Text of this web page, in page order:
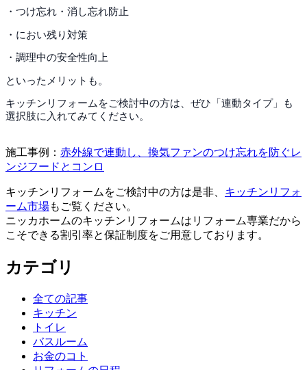
・つけ忘れ・消し忘れ防止
・におい残り対策
・調理中の安全性向上
といったメリットも。
キッチンリフォームをご検討中の方は、ぜひ「連動タイプ」も
選択肢に入れてみてください。
施工事例： 赤外線で連動し、換気ファンのつけ忘れを防ぐレ
ンジフードとコンロ
キッチンリフォームをご検討中の方は是非、 キッチンリフォ
ーム市場もご覧ください。
ニッカホームのキッチンリフォームはリフォーム専業だから
こそできる割引率と保証制度をご用意しております。
カテゴリ
全ての記事
キッチン
トイレ
バスルーム
お金のコト